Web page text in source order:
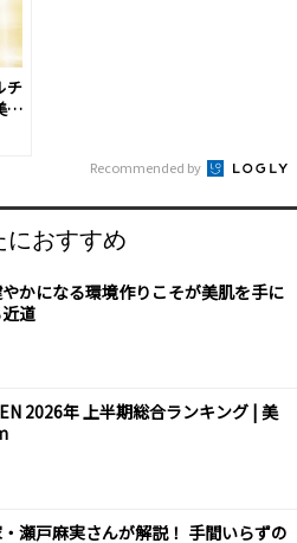
チ
容
Recommended by
におすすめ
かになる環境作りこそが美肌を手に
道
2026年 上半期総合ランキング | 美
瀬戸麻実さんが解説！ 手間いらずの